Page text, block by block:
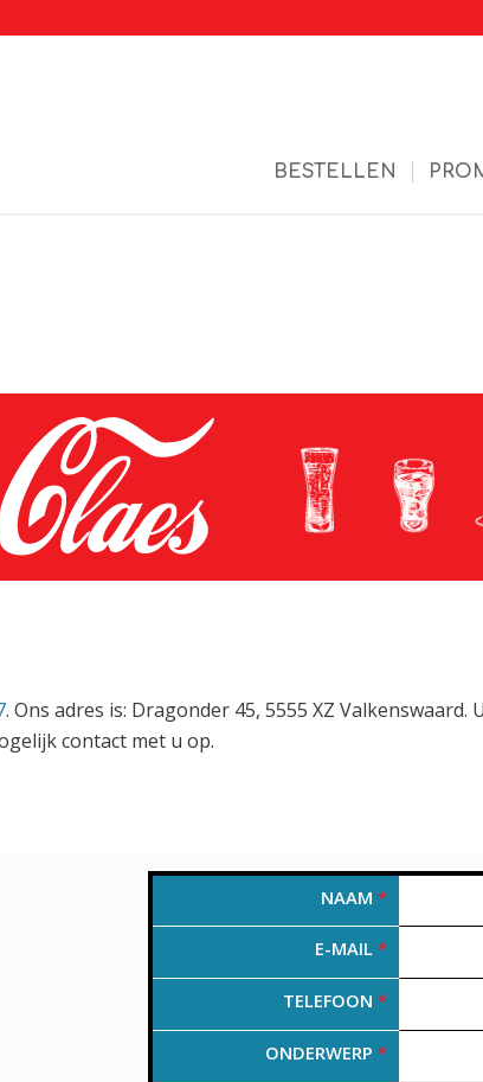
BESTELLEN
. Ons adres is: Dragonder 45, 5555 XZ
contact met u op.
NAAM *
E-MAIL *
TELEFOON *
ONDERWERP *